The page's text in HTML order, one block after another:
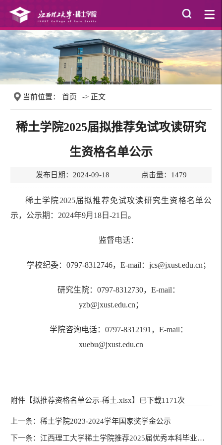
当前位置： 首页 -> 正文
稀土学院2025届拟推荐免试攻读研究
生资格名单公示
发布日期：2024-09-18 点击量： 1479
稀土学院2025届拟推荐免试攻读研究生资格名单公
示，公示期：2024年9月18日-21日。
监督电话：
学校纪委：0797-8312746，E-mail：jcs@jxust.edu.cn；
研究生院：0797-8312730，E-mail：
yzb@jxust.edu.cn；
学院咨询电话：0797-8312191，E-mail：
xuebu@jxust.edu.cn
附件【拟推荐资格名单公示-稀土.xlsx】已下载1171次
上一条： 稀土学院2023-2024学年国家奖学金公示
下一条： 江西理工大学稀土学院推荐2025届优秀本科毕业生免试攻读研究生工作细则